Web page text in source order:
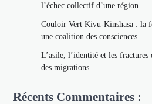
l’échec collectif d’une région
Couloir Vert Kivu-Kinshasa : la
une coalition des consciences
L’asile, l’identité et les
des migrations
Récents Commentaires :